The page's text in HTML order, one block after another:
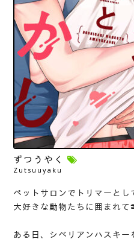
ずつうやく
Zutsuuyaku
ペットサロンでトリマーとし
大好きな動物たちに囲まれて
ある日、シベリアンハスキ